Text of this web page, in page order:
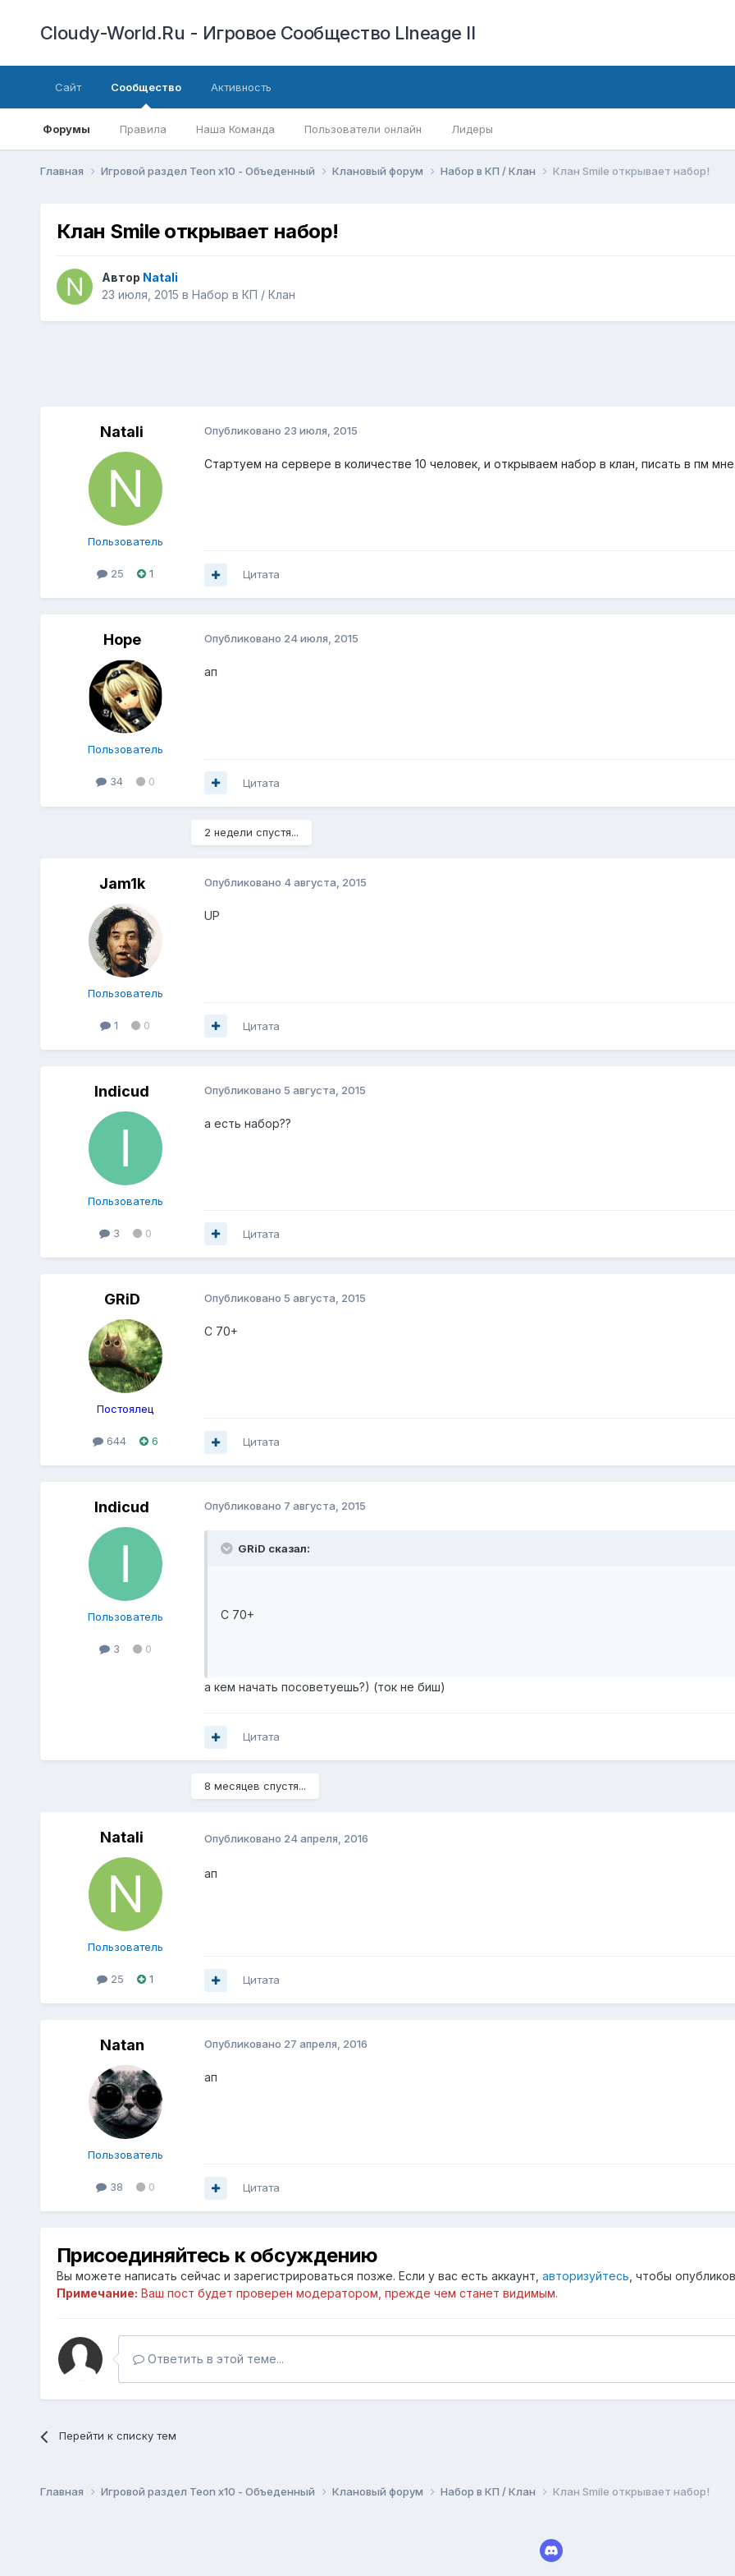
Cloudy-World.Ru - Игровое Сообщество LIneage II
Сайт Сообщество
Форумы Правила Наша Команда Пользователи онлайн Лидеры
Активность
Главная Игровой раздел Teon x10 - Объеденный Клановый форум Набор в КП / Клан Клан Smile открывает набор!
Клан Smile открывает набор!
Автор Natali
23 июля, 2015 в Набор в КП / Клан
Natali
Пользователь
25 1
Опубликовано 23 июля, 2015
Cтартуем на сервере в количестве 10 человек, и открываем набор в клан, писать в пм мне
Цитата
Hope
Пользователь
34 0
Опубликовано 24 июля, 2015
ап
Цитата
2 недели спустя...
Jam1k
Пользователь
1 0
Опубликовано 4 августа, 2015
UP
Цитата
Indicud
Пользователь
3 0
Опубликовано 5 августа, 2015
а есть набор??
Цитата
GRiD
Постоялец
644 6
Опубликовано 5 августа, 2015
C 70+
Цитата
Indicud
Пользователь
3 0
Опубликовано 7 августа, 2015
GRiD сказал:
C 70+
а кем начать посоветуешь?) (ток не биш)
Цитата
8 месяцев спустя...
Natali
Пользователь
25 1
Опубликовано 24 апреля, 2016
ап
Цитата
Natan
Пользователь
38 0
Опубликовано 27 апреля, 2016
ап
Цитата
Присоединяйтесь к обсуждению
Вы можете написать сейчас и зарегистрироваться позже. Если у вас есть аккаунт, авторизуйтесь, чтобы
Примечание: Ваш пост будет проверен модератором, прежде чем станет видимым.
Ответить в этой теме...
Перейти к списку тем
Главная Игровой раздел Teon x10 - Объеденный Клановый форум Набор в КП / Клан Клан Smile открывает набор!